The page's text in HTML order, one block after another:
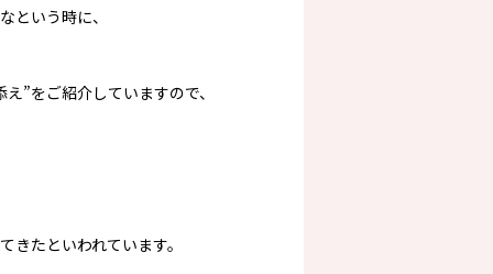
という時に、
”をご紹介していますので、
たといわれています。